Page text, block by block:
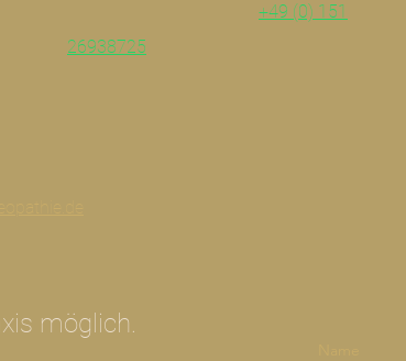
+49 (0) 151
26938725
möglich.